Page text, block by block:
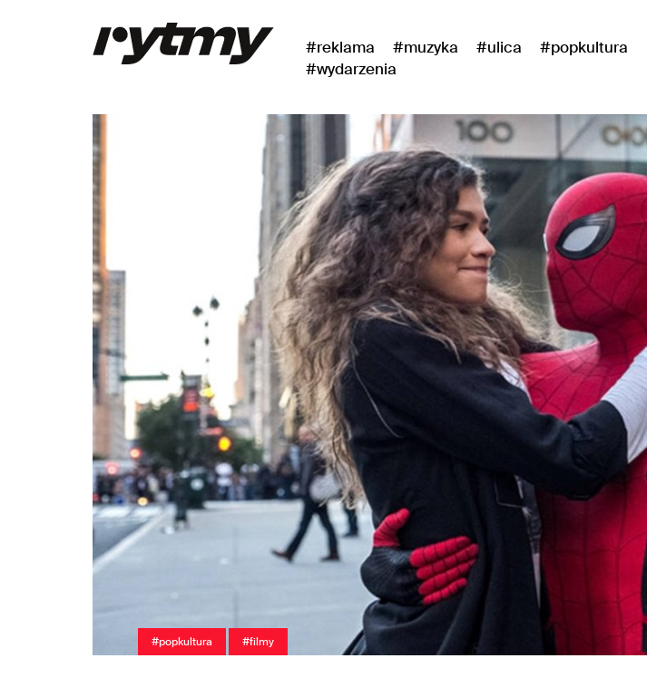
#reklama #muzyka #ulica
#popkultura
#wydarzenia
#popkultura #filmy